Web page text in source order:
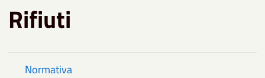
Rifiuti
Normativa